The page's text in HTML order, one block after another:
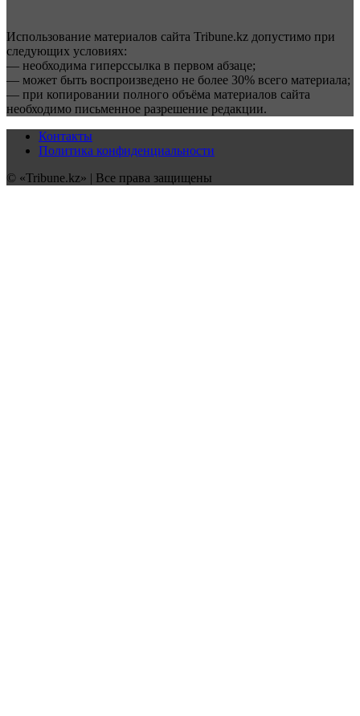
Использование материалов сайта Tribune.kz допустимо при
следующих условиях:
— необходима гиперссылка в первом абзаце;
— может быть воспроизведено не более 30% всего материала;
— при копировании полного объёма материалов сайта
необходимо письменное разрешение редакции.
Контакты
Политика конфиденциальности
© «Tribune.kz» | Все права защищены